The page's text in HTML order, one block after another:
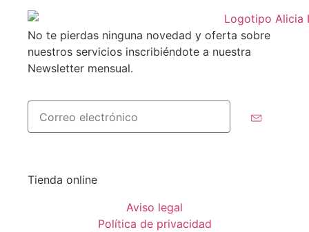
No te pierdas ninguna novedad y oferta sobre
nuestros servicios inscribiéndote a nuestra
Newsletter mensual.
Tienda online
Aviso legal
Política de privacidad